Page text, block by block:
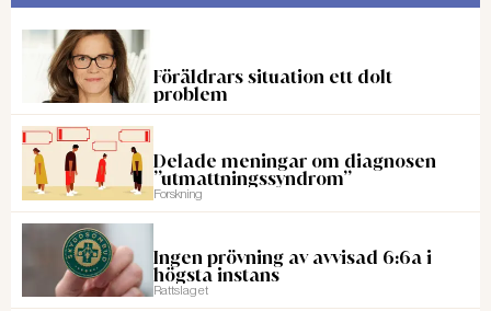
Föräldrars situation ett dolt
problem
Delade meningar om diagnosen
”utmattningssyndrom”
Forskning
Ingen prövning av avvisad 6:6a i
högsta instans
Rattslaget